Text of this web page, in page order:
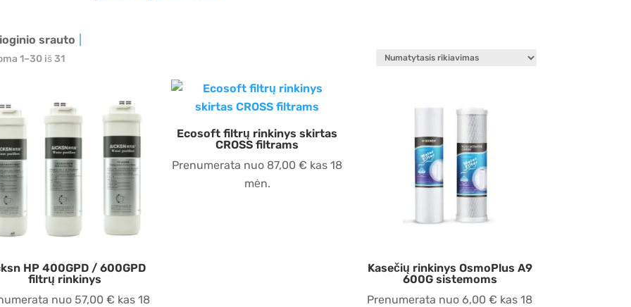
srauto
1–30 iš 31
HP 400GPD / 600GPD
filtrų rinkinys
nuo 57,00 € kas 18
Ecosoft filtrų rinkinys skirtas
CROSS filtrams
Prenumerata nuo 87,00€ kas 18
mėn.
Kasečių rinkinys OsmoPlus A9
600G sistemoms
Prenumerata nuo6,00€ kas 18